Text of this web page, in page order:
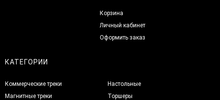
Корзина
Личный кабинет
Оформить заказ
КАТЕГОРИИ
Коммерческие треки
Магнитные треки
Настольные
Торшеры